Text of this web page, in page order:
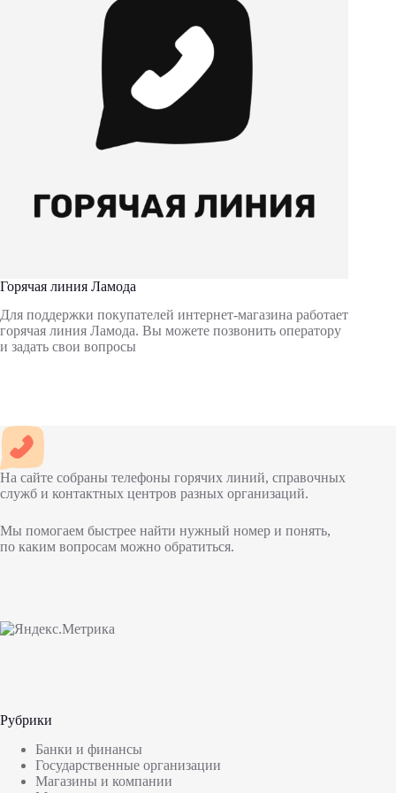
Горячая линия Ламода
Для поддержки покупателей интернет-магазина работает
горячая линия Ламода. Вы можете позвонить оператору
и задать свои вопросы
На сайте собраны телефоны горячих линий, справочных
служб и контактных центров разных организаций.
Мы помогаем быстрее найти нужный номер и понять,
по каким вопросам можно обратиться.
Рубрики
Банки и финансы
Государственные организации
Магазины и компании